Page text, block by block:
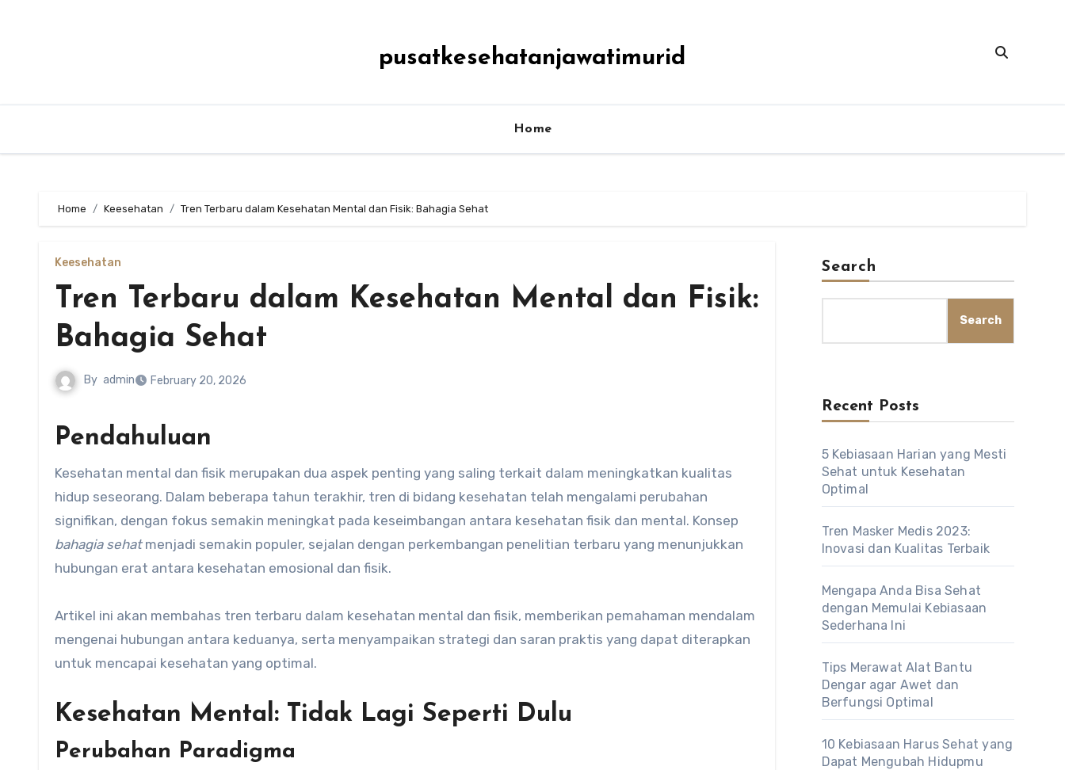
pusatkesehatanjawatimurid
Home
Home Keesehatan Tren Terbaru dalam Kesehatan Mental dan Fisik: Bahagia Sehat
Keesehatan
Tren Terbaru dalam Kesehatan Mental dan Fisik:
Bahagia Sehat
By admin February 20, 2026
Pendahuluan
Kesehatan mental dan fisik merupakan dua aspek penting yang saling terkait dalam meningkatkan kualitas
hidup seseorang. Dalam beberapa tahun terakhir, tren di bidang kesehatan telah mengalami perubahan
signifikan, dengan fokus semakin meningkat pada keseimbangan antara kesehatan fisik dan mental. Konsep
bahagia sehatmenjadi semakin populer, sejalan dengan perkembangan penelitian terbaru yang menunjukkan
hubungan erat antara kesehatan emosional dan fisik.
Artikel ini akan membahas tren terbaru dalam kesehatan mental dan fisik, memberikan pemahaman mendalam
mengenai hubungan antara keduanya, serta menyampaikan strategi dan saran praktis yang dapat diterapkan
untuk mencapai kesehatan yang optimal.
Kesehatan Mental: Tidak Lagi Seperti Dulu
Perubahan Paradigma
Search
Search
Recent Posts
5 Kebiasaan Harian yang Mesti
Sehat untuk Kesehatan
Optimal
Tren Masker Medis 2023:
Inovasi dan Kualitas Terbaik
Mengapa Anda Bisa Sehat
dengan Memulai Kebiasaan
Sederhana Ini
Tips Merawat Alat Bantu
Dengar agar Awet dan
Berfungsi Optimal
10 Kebiasaan Harus Sehat yang
Dapat Mengubah Hidupmu